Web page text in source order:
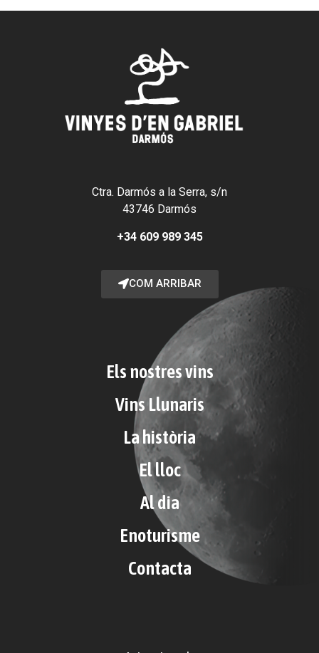
Ctra. Darmós a la Serra, s/n
43746 Darmós
+34 609 989 345
COM ARRIBAR
Els nostres vins
Vins Llunaris
La història
El lloc
Al dia
Enoturisme
Contacta